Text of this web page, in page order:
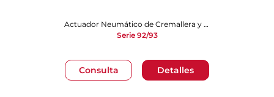
Consulta Detalles
Actuador Neumático de Cremallera y Piñón
Serie 92/93